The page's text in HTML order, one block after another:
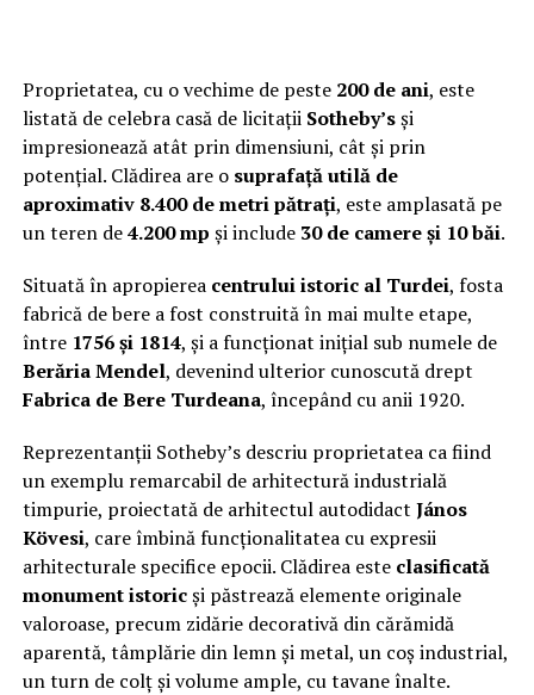
Proprietatea, cu o vechime de peste 200 de ani, este
listată de celebra casă de licitații Sotheby’sși
impresionează atât prin dimensiuni, cât și prin
potențial. Clădirea are o suprafață utilă de
aproximativ 8.400 de metri pătrați, este amplasată pe
un teren de4.200 mp și include 30 de camere și 10 băi.
Situată în apropierea centrului istoric al Turdei, fosta
fabrică de bere a fost construită în mai multe etape,
între 1756 și 1814, și a funcționat inițial sub numele de
Berăria Mendel, devenind ulterior cunoscută drept
Fabrica de Bere Turdeana, începând cu anii 1920.
Reprezentanții Sotheby’s descriu proprietatea ca fiind
un exemplu remarcabil de arhitectură industrială
timpurie, proiectată de arhitectul autodidact János
Kövesi, care îmbină funcționalitatea cu expresii
arhitecturale specifice epocii. Clădirea este clasificată
monument istoricși păstrează elemente originale
valoroase, precum zidărie decorativă din cărămidă
aparentă, tâmplărie din lemn și metal, un coș industrial,
un turn de colț și volume ample, cu tavane înalte.